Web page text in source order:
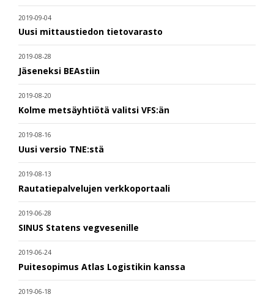
2019-09-04
Uusi mittaustiedon tietovarasto
2019-08-28
Jäseneksi BEAstiin
2019-08-20
Kolme metsäyhtiötä valitsi VFS:än
2019-08-16
Uusi versio TNE:stä
2019-08-13
Rautatiepalvelujen verkkoportaali
2019-06-28
SINUS Statens vegvesenille
2019-06-24
Puitesopimus Atlas Logistikin kanssa
2019-06-18